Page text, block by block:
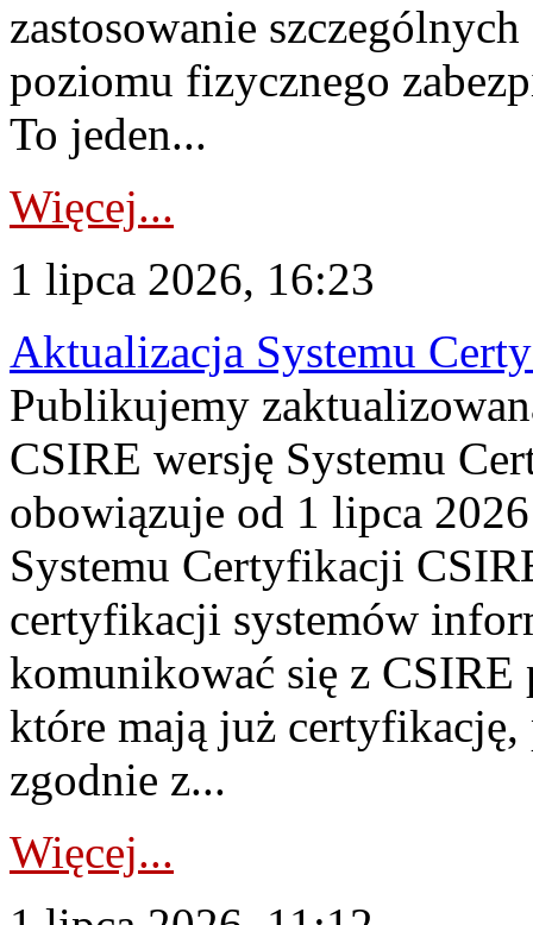
zastosowanie
poziomu fizycznego
To jeden...
Więcej...
1 lipca 2026, 16:23
Aktualizacja Systemu
Publikujemy
CSIRE wersję Systemu
obowiązuje od 1 lipca
Systemu Certyfikacji
certyfikacji systemów
komunikować się z
które mają już
zgodnie z...
Więcej...